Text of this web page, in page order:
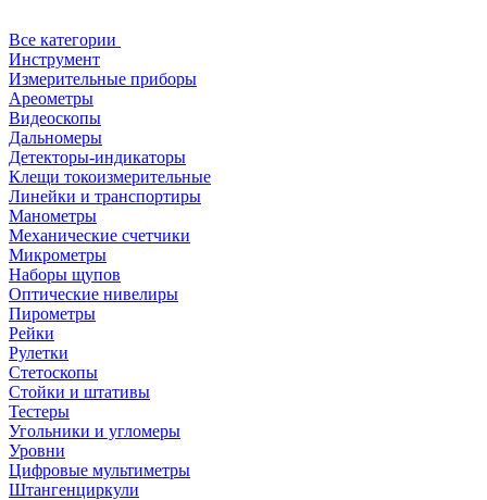
Все категории
Инструмент
Измерительные приборы
Ареометры
Видеоскопы
Дальномеры
Детекторы-индикаторы
Клещи токоизмерительные
Линейки и транспортиры
Манометры
Механические счетчики
Микрометры
Наборы щупов
Оптические нивелиры
Пирометры
Рейки
Рулетки
Стетоскопы
Стойки и штативы
Тестеры
Угольники и угломеры
Уровни
Цифровые мультиметры
Штангенциркули